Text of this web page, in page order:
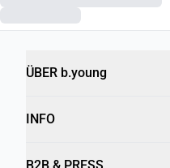
ÜBER b.young
INFO